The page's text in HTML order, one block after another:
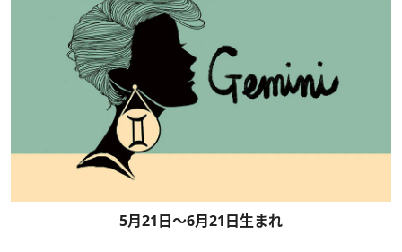
5月21日～6月21日生まれ